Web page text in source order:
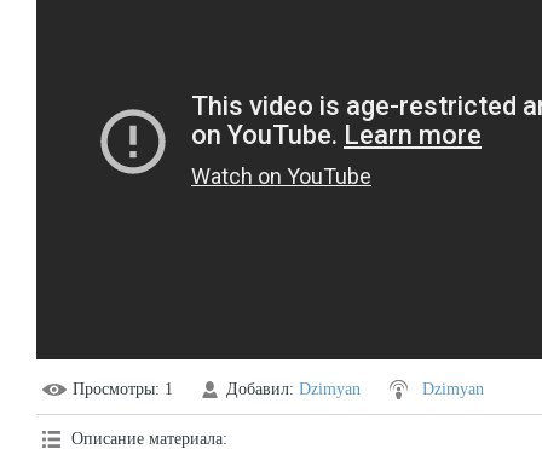
Просмотры: 1 Добавил: Dzimyan Dzimyan
Описание материала: